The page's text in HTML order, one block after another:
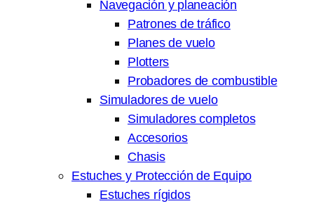
Navegación y planeación
Patrones de tráfico
Planes de vuelo
Plotters
Probadores de combustible
Simuladores de vuelo
Simuladores completos
Accesorios
Chasis
Estuches y Protección de Equipo
Estuches rígidos